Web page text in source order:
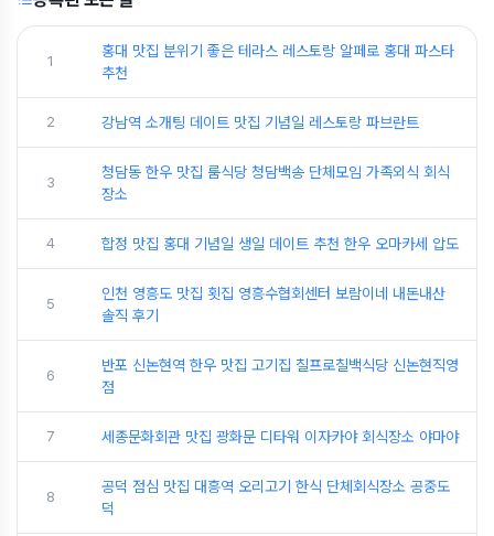
1
홍대 맛집 분위기 좋은 테라스 레스토랑 알페로 홍대 파스타
추천
2 강남역 소개팅 데이트 맛집 기념일 레스토랑 파브란트
3
청담동 한우 맛집 룸식당 청담백송 단체모임 가족외식 회식
장소
4 합정 맛집 홍대 기념일 생일 데이트 추천 한우 오마카세 압도
5
인천 영흥도 맛집 횟집 영흥수협회센터 보람이네 내돈내산
솔직 후기
6
반포 신논현역 한우 맛집 고기집 칠프로칠백식당 신논현직영
점
7 세종문화회관 맛집 광화문 디타워 이자카야 회식장소 야마야
8
공덕 점심 맛집 대흥역 오리고기 한식 단체회식장소 공중도
덕